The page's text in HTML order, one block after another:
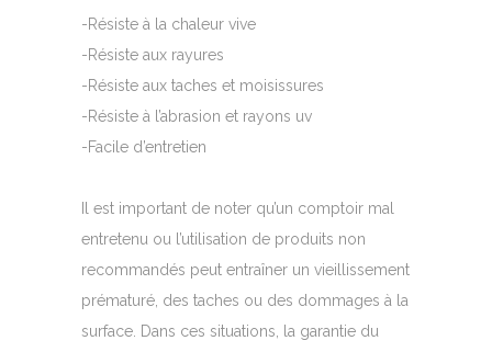
-Résiste à la chaleur vive
-Résiste aux rayures
-Résiste aux taches et moisissures
-Résiste à l’abrasion et rayons uv
-Facile d’entretien
Il est important de noter qu’un comptoir mal
entretenu ou l’utilisation de produits non
recommandés peut entraîner un vieillissement
prématuré, des taches ou des dommages à la
surface. Dans ces situations, la garantie du